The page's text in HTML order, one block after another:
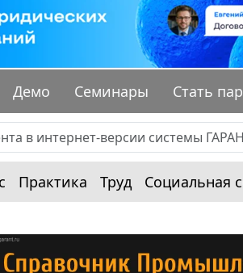
Демо Семинары Стать
Практика Труд Социальная